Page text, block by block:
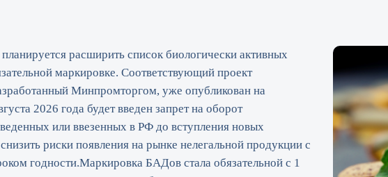
расширить список биологически активных
маркировке. Соответствующий проект
Минпромторгом, уже опубликован на
2026 года будет введен запрет на оборот
или ввезенных в РФ до вступления новых
риски появления на рынке нелегальной продукции с
годности.Маркировка БАДов стала обязательной с 1